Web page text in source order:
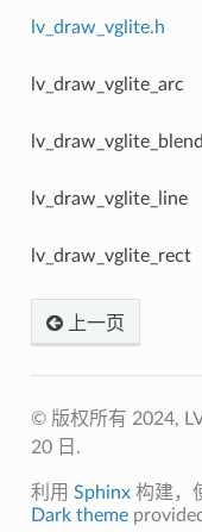
lv_draw_vglite.h
lv_draw_vglite_arc
lv_draw_vglite_blend
lv_draw_vglite_line
lv_draw_vglite_rect
上一页
© 版权所有 2024,
20 日.
利用 Sphinx构建，
Dark theme